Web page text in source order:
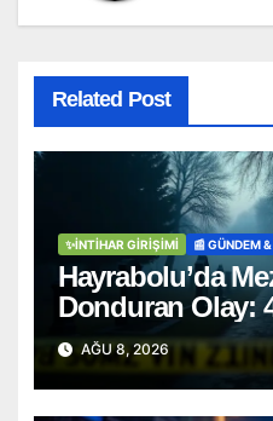
Related Post
✨İNTIHAR GIRIŞIMI 📰 GÜNDEM
Hayrabolu’da
Donduran Olay:
Şahıs Ağaca
AĞU 8, 2026